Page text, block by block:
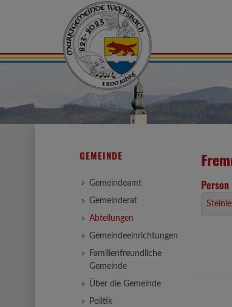
Person
GEMEINDE
Gemeindeamt
Gemeinderat
Abteilungen
Gemeindeeinrichtungen
Familienfreundliche
Gemeinde
Über die Gemeinde
Politik